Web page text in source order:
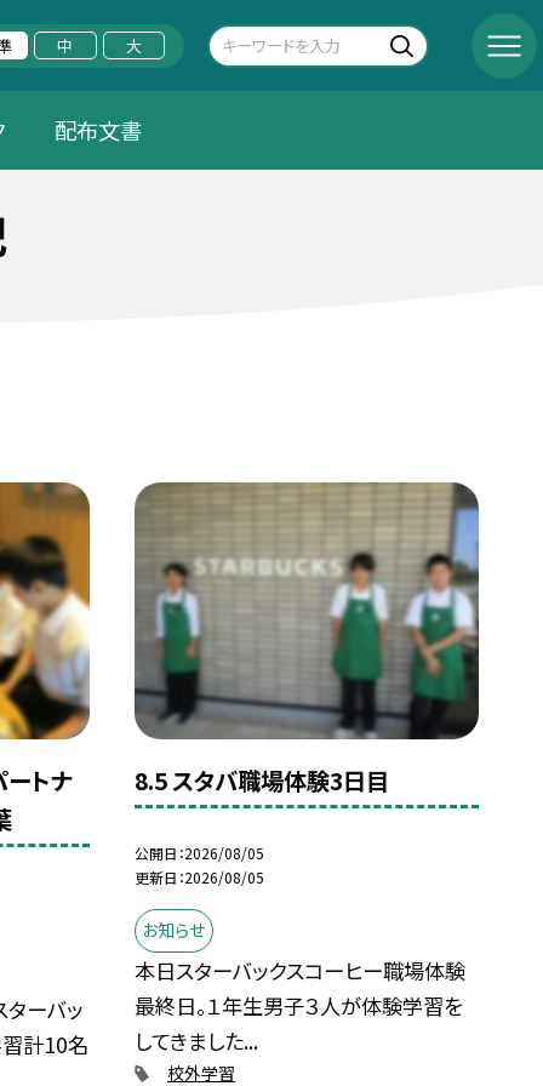
中 大
配布文書
トナ
ーバッ
計10名
8.5 スタバ職場体験3日目
公開日 2026/08/05
更新日 2026/08/05
お知らせ
本日スターバックスコーヒー職場体験
最終日。１年生男子３人が体験学習を
してきました...
校外学習